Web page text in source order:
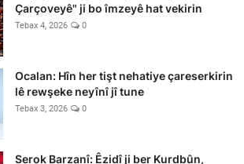
Çarçoveyê" ji bo îmzeyê hat vekirin
Tebax 4, 2026 0
Ocalan: Hîn her tişt nehatiye çareserkirin
lê rewşeke neyînî jî tune
Tebax 3, 2026 0
Serok Barzanî: Êzidî ji ber Kurdbûn,